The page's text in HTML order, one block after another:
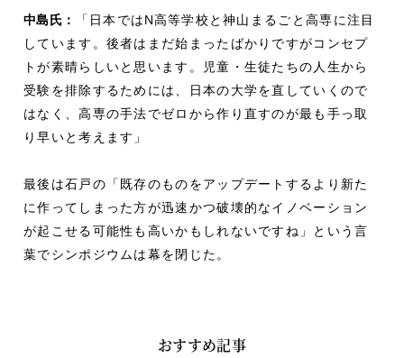
中島氏： 「日本ではN高等学校と神山まるごと高専に注目
しています。後者はまだ始まったばかりですがコンセプ
トが素晴らしいと思います。児童・生徒たちの人生から
受験を排除するためには、日本の大学を直していくので
はなく、高専の手法でゼロから作り直すのが最も手っ取
り早いと考えます」
最後は石戸の「既存のものをアップデートするより新た
に作ってしまった方が迅速かつ破壊的なイノベーション
が起こせる可能性も高いかもしれないですね」という言
葉でシンポジウムは幕を閉じた。
おすすめ記事